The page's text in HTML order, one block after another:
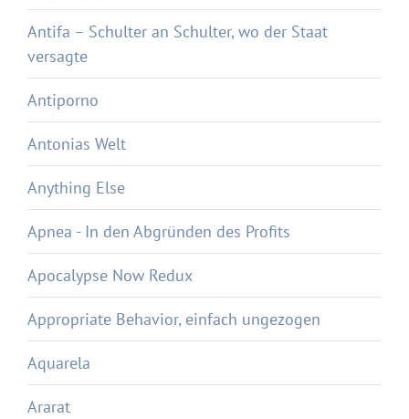
Antifa – Schulter an Schulter, wo der Staat
versagte
Antiporno
Antonias Welt
Anything Else
Apnea - In den Abgründen des Profits
Apocalypse Now Redux
Appropriate Behavior, einfach ungezogen
Aquarela
Ararat